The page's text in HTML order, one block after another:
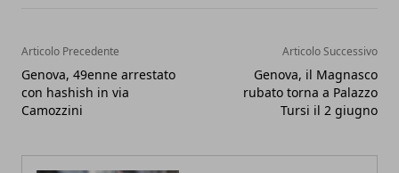
Articolo Precedente
Genova, 49enne arrestato
con hashish in via
Camozzini
Articolo Successivo
Genova, il Magnasco
rubato torna a Palazzo
Tursi il 2 giugno